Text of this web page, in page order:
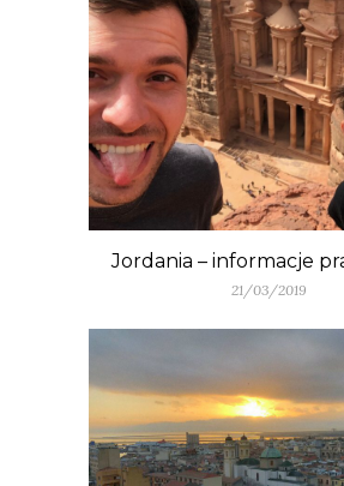
Jordania – informacje
21/03/2019